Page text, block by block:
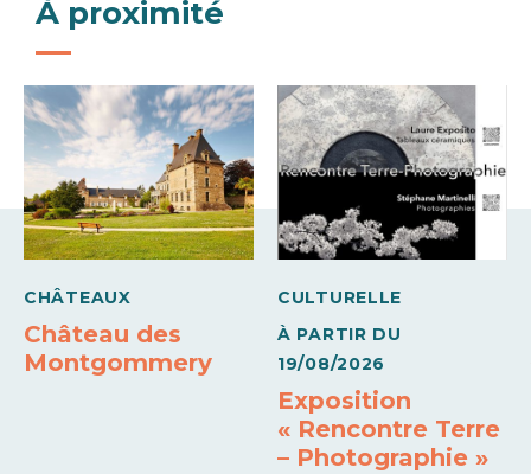
Jeudi
21h00
Vendredi
11h00 à
21h00
Samedi
21h00
Dimanche
11h00 à
À proximité
CHÂTEAUX
Château des
Montgommery
CULTURELLE
À PARTIR DU
19/08/2026
Exposition
« Rencontre Terre
– Photographie »